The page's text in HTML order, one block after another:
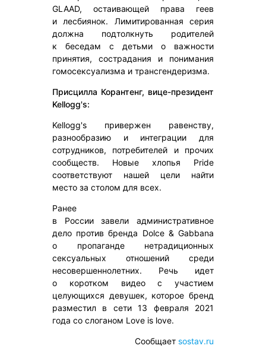
GLAAD, остаивающей права геев
и лесбиянок. Лимитированная серия
должна подтолкнуть родителей
к беседам с детьми о важности
принятия, сострадания и понимания
гомосексуализма и трансгендеризма.
Присцилла Корантенг, вице-президент
Kellogg's:
Kellogg's привержен равенству,
разнообразию и интеграции для
сотрудников, потребителей и прочих
сообществ. Новые хлопья Pride
соответствуют нашей цели найти
место за столом для всех.
Ранее
в России завели административное
дело против бренда Dolce & Gabbana
о пропаганде нетрадиционных
сексуальных отношений среди
несовершеннолетних. Речь идет
о коротком видео с участием
целующихся девушек, которое бренд
разместил в сети 13 февраля 2021
года со слоганом Love is love.
Сообщает sostav.ru